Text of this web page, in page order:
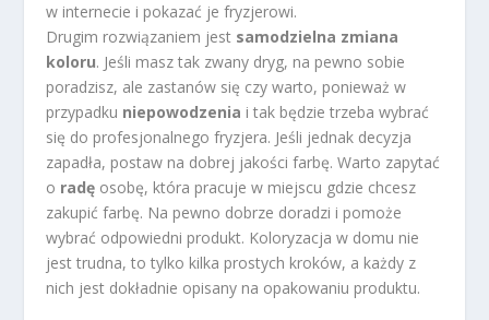
w internecie i pokazać je fryzjerowi.
Drugim rozwiązaniem jest samodzielna zmiana
koloru. Jeśli masz tak zwany dryg, na pewno sobie
poradzisz, ale zastanów się czy warto, ponieważ w
przypadku niepowodzenia i tak będzie trzeba wybrać
się do profesjonalnego fryzjera. Jeśli jednak decyzja
zapadła, postaw na dobrej jakości farbę. Warto zapytać
o radę osobę, która pracuje w miejscu gdzie chcesz
zakupić farbę. Na pewno dobrze doradzi i pomoże
wybrać odpowiedni produkt. Koloryzacja w domu nie
jest trudna, to tylko kilka prostych kroków, a każdy z
nich jest dokładnie opisany na opakowaniu produktu.